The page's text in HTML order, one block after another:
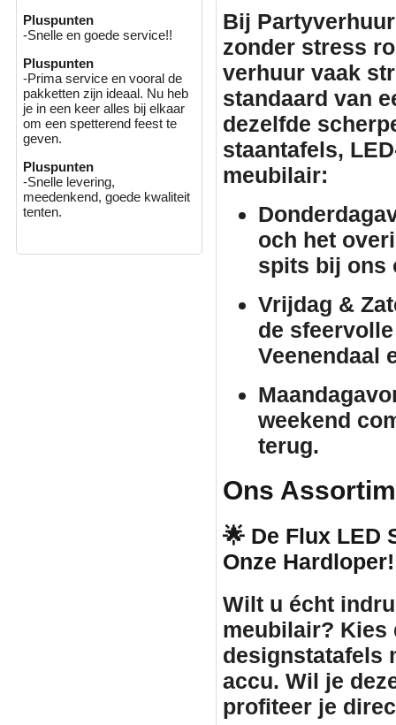
Pluspunten
-Snelle en goede service!!
Pluspunten
-Prima service en vooral de
pakketten zijn ideaal. Nu heb
je in een keer alles bij elkaar
om een spetterend feest te
geven.
Pluspunten
-Snelle levering,
meedenkend, goede kwaliteit
tenten.
Bij
zonder stress
verhuur vaak
standaard van
dezelfde
staantafels,
meubilair:
och het
spits bij ons
Vrijdag &
de
Veenendaal
weekend
terug.
Ons
🌟 De Flux LED
Onze Hardloper!
Wilt u écht
meubilair? Kies
designstatafels
accu. Wil je
profiteer je